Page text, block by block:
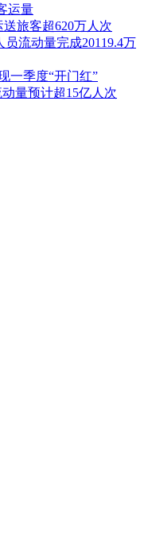
运量
旅客超620万人次
流动量完成20119.4万
一季度“开门红”
量预计超15亿人次